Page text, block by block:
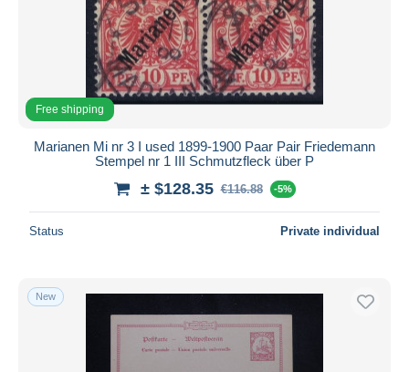
Free shipping
Marianen Mi nr 3 I used 1899-1900 Paar Pair Friedemann
Stempel nr 1 III Schmutzfleck über P
± $128.35 €116.88 -5%
Status Private individual
New